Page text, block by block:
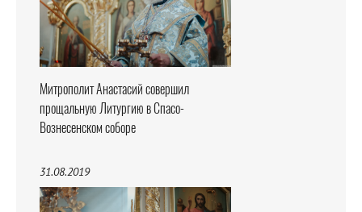
Митрополит Анастасий совершил
прощальную Литургию в Спасо-
Вознесенском соборе
31.08.2019